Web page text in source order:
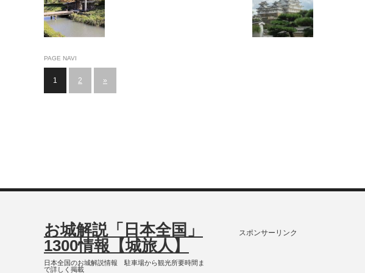
PAGE NAVI
1 2 »
スポンサーリンク
お城解説「日本全国」
1300情報【城旅人】
日本全国のお城解説情報 駐車場から観光所要時間ま
で詳しく掲載